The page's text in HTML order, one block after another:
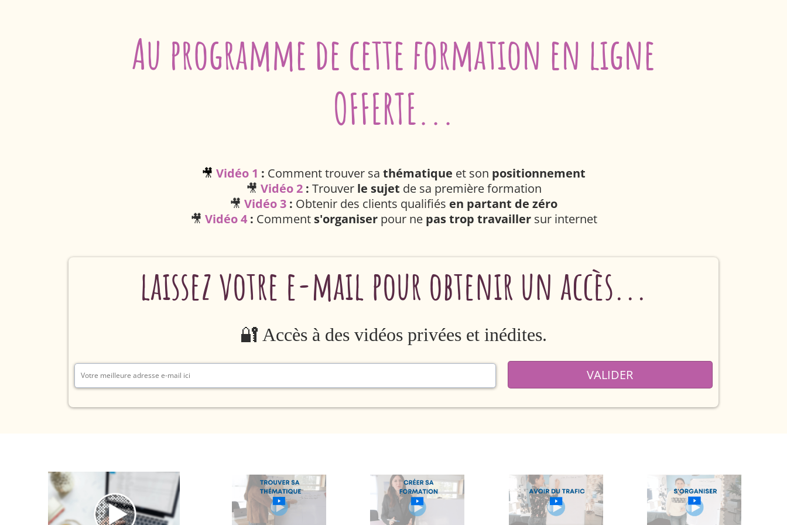
Au programme de cette formation en ligne
OFFERTE...
🎥 Vidéo 1 : Comment trouver sa thématique et son positionnement
🎥 Vidéo 2 : Trouver le sujet de sa première formation
🎥 Vidéo 3 : Obtenir des clients qualifiés en partant de zéro
🎥 Vidéo 4 : Comment s'organiserpour ne pas trop travaillersur internet
laissez votre e-mail pour obtenir un accès...
🔐 Accès à des vidéos privées et inédites.
VALIDER